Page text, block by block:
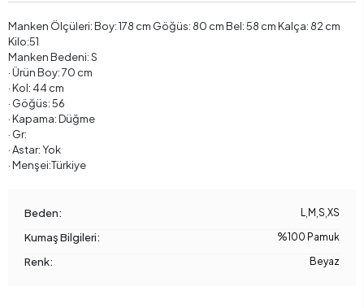
Manken Ölçüleri: Boy: 178 cm Göğüs: 80 cm Bel: 58 cm Kalça: 82 cm
Kilo:51
Manken Bedeni: S
· Ürün Boy: 70 cm
· Kol: 44 cm
· Göğüs: 56
· Kapama: Düğme
· Gr:
· Astar: Yok
· Menşei:Türkiye
Beden: L M S XS
Kumaş Bilgileri: %100 Pamuk
Renk: Beyaz